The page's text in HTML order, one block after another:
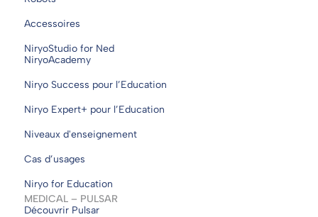
Accessoires
NiryoStudio for Ned
NiryoAcademy
Niryo Success pour l’Education
Niryo Expert+ pour l’Education
Niveaux d'enseignement
Cas d’usages
Niryo for Education
MEDICAL – PULSAR
Découvrir Pulsar